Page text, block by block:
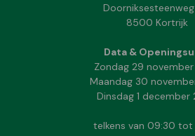
Doorniksesteenweg
8500 Kortrijk
Data &
Zondag 29
Maandag 30
Dinsdag 1 december
telkens van 09:30 tot